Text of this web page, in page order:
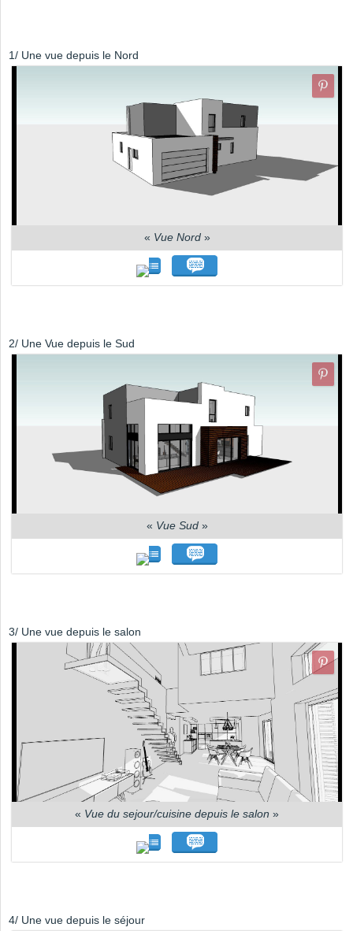
1/ Une vue depuis le Nord
« Vue Nord»
2/ Une Vue depuis le Sud
« Vue Sud»
3/ Une vue depuis le salon
« Vue du sejour/cuisine depuis le salon »
4/ Une vue depuis le séjour